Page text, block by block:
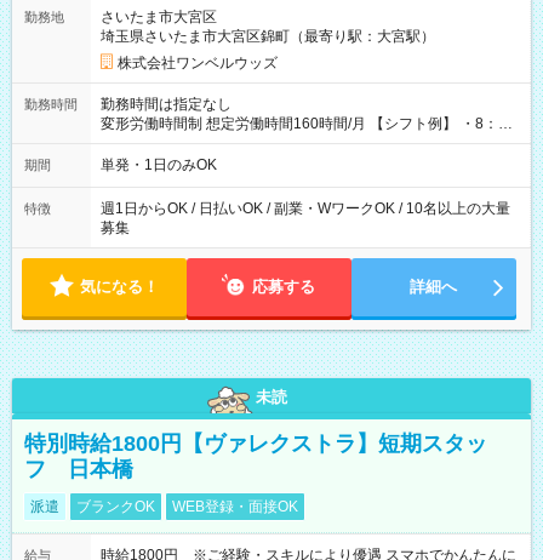
勤務地
さいたま市大宮区
埼玉県さいたま市大宮区錦町（最寄り駅：大宮駅）
株式会社ワンベルウッズ
勤務時間
勤務時間は指定なし
変形労働時間制 想定労働時間160時間/月 【シフト例】 ・8：00
～21：00
期間 単発・1日のみOK
特徴
週1日からOK / 日払いOK / 副業・WワークOK / 10名以上の大量
募集
気になる！ 応募する 詳細へ
未読
特別時給1800円【ヴァレクストラ】短期スタッ
フ 日本橋
派遣 ブランクOK WEB登録・面接OK
給与
時給1800円 ※ご経験・スキルにより優遇 スマホでかんたんに